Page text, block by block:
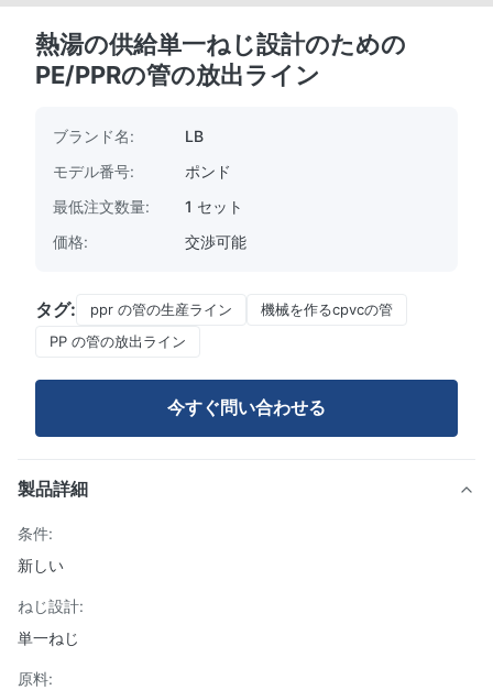
熱湯の供給単一ねじ設計のための
PE/PPRの管の放出ライン
ブランド名:
LB
モデル番号:
ポンド
最低注文数量:
1 セット
価格:
交渉可能
タグ: ppr の管の生産ライン
機械を作るcpvcの管
PP の管の放出ライン
今すぐ問い合わせる
製品詳細
条件:
新しい
ねじ設計:
単一ねじ
原料: